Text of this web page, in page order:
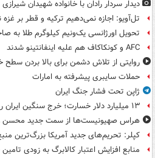
دیدار سردار رادان با خانواده‌ شهیدان
تل‌آویو: اجازه نمی‌دهیم ترکیه و قطر بر غزه
تحویل اورژانسی یک‌ونیم کیلوگرم طلا به
AFC و کونکاکاف هم علیه اینفانتینو شدند
روایتی از تلاش دشمن برای بالا بردن
حملات سایبری پیشرفته به امارات
ژاپن تحت فشار جنگ ایران
۱۳ میلیارد دلار خسارت؛ خرج سنگین ایران روی دست پنتاگون
هراس صهیونیست‌ها از سمت جدید محسن
کپلر: تحریم‌های جدید آمریکا بزرگ‌ترین
منابع افزایش اعتبار کالابرگ به زودی